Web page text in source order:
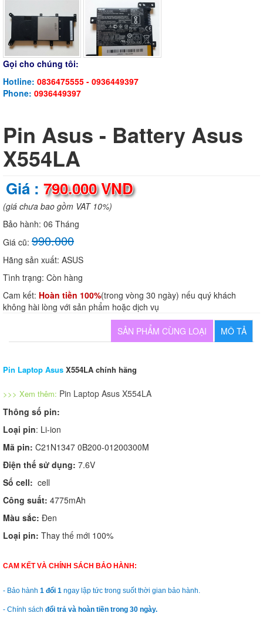
Gọi cho chúng tôi:
Hotline: 0836475555 - 0936449397
Phone: 0936449397
Pin Asus - Battery Asus
X554LA
Giá : 790.000 VND
(giá chưa bao gồm VAT 10%)
Bảo hành: 06 Tháng
Giá cũ: 990.000
Hãng sản xuất: ASUS
Tình trạng: Còn hàng
Cam kết: Hoàn tiền 100%(trong vòng 30 ngày) nếu quý khách
không hài lòng với sản phẩm hoặc dịch vụ
MÔ TẢ
SẢN PHẨM CÙNG LOẠI
Pin Laptop Asus X554LA chính hãng
>>> Xem thêm: Pin Laptop Asus X554LA
Thông số pin:
Loại pin: Li-ion
Mã pin: C21N1347 0B200-01200300M
Điện thế sử dụng: 7.6V
Số cell: cell
Công suất: 4775mAh
Màu sắc: Đen
Loại pin: Thay thế mới 100%
CAM KẾT VÀ CHÍNH SÁCH BẢO HÀNH:
- Bảo hành 1 đổi 1 ngay lập tức trong suốt thời gian bảo hành.
- Chính sách đổi trả và hoàn tiền trong 30 ngày.